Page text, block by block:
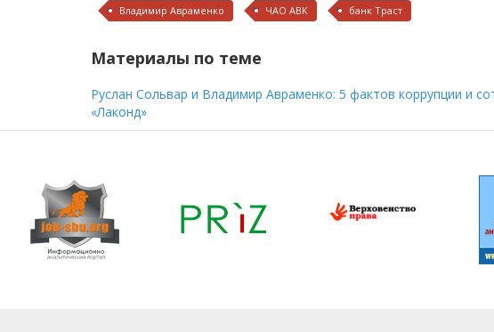
Владимир Авраменко ЧАО АВК банк Траст
Материалы по теме
Руслан Сольвар и Владимир Авраменко: 5 фактов коррупции и
«Лаконд»